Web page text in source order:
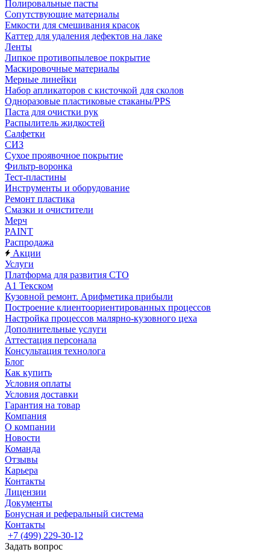
Полировальные пасты
Сопутствующие материалы
Емкости для смешивания красок
Каттер для удаления дефектов на лаке
Ленты
Липкое противопылевое покрытие
Маскировочные материалы
Мерные линейки
Набор апликаторов с кисточкой для сколов
Одноразовые пластиковые стаканы/PPS
Паста для очистки рук
Распылитель жидкостей
Салфетки
СИЗ
Сухое проявочное покрытие
Фильтр-воронка
Тест-пластины
Инструменты и оборудование
Ремонт пластика
Смазки и очистители
Мерч
PAINT
Распродажа
Акции
Услуги
Платформа для развития СТО
А1 Текском
Кузовной ремонт. Арифметика прибыли
Построение клиентоориентированных процессов
Настройка процессов малярно-кузовного цеха
Дополнительные услуги
Аттестация персонала
Консультация технолога
Блог
Как купить
Условия оплаты
Условия доставки
Гарантия на товар
Компания
О компании
Новости
Команда
Отзывы
Карьера
Контакты
Лицензии
Документы
Бонусная и реферальный система
Контакты
+7 (499) 229-30-12
Задать вопрос